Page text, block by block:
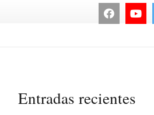
Entradas recientes